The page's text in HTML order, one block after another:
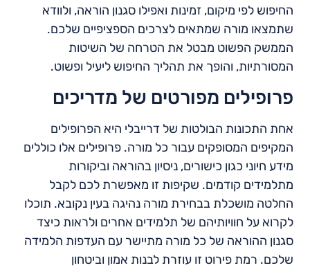
החיפוש לפי מיקום, זמינות ואפילו סגנון הוראה, ולוודא
שתמצאו מורה שמתאים לצרכים הספציפיים שלכם.
הממשק הפשוט מבטל את הטרחה של השיטות
המסורתיות, והופך את תהליך החיפוש ליעיל ופשוט.
פרופילים מפורטים של מדריכים
אחת התכונות הבולטות של דרייבלי היא הפרופילים
המקיפים המסופקים עבור כל מורה. פרופילים אלו כוללים
מידע חיוני כגון כישורים, ניסיון בהוראה וביקורות
מתלמידים קודמים. שקיפות זו מאפשרת לכם לקבל
החלטה מושכלת בבחירת מורה נהיגה בעין נקובא. תוכלו
לקרוא על חוויותיהם של תלמידים אחרים ולראות כיצד
סגנון ההוראה של כל מורה מתיישר עם העדפות הלמידה
שלכם. רמת פירוט זו עוזרת לבנות אמון וביטחון